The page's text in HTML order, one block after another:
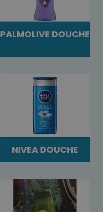
PALMOLIVE DOUCHE
NIVEA DOUCHE